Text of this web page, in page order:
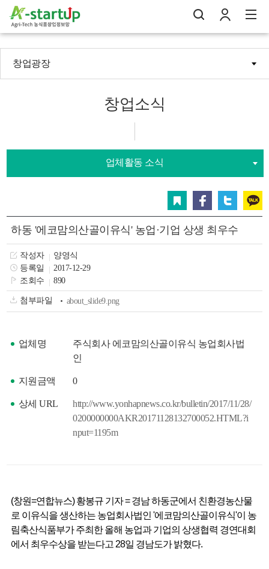
창업광장
창업소식
업체활동 소식
트위터 카카오
하동 '에코맘의산골이유식' 농업·기업 상생 최우수
작성자
양영식
등록일
2017-12-29
조회수
890
첨부파일 about_slide9.png
업체명
주식회사 에코맘의산골이유식 농업회사법
인
지원금액 0
상세 URL
http://www.yonhapnews.co.kr/bulletin/2017/11/28/
0200000000AKR20171128132700052.HTML?i
nput=1195m
(창원=연합뉴스) 황봉규 기자 = 경남 하동군에서 친환경농산물
로 이유식을 생산하는 농업회사법인 '에코맘의산골이유식'이 농
림축산식품부가 주최한 올해 농업과 기업의 상생협력 경연대회
에서 최우수상을 받는다고 28일 경남도가 밝혔다.